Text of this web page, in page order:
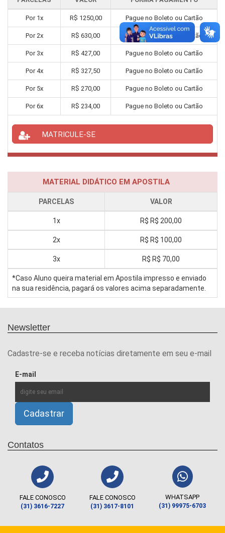
Por 1x R$ 1250,00 Pague no Boleto ou Cartão
Por2x R$ 630,00 Pague no Boleto ou Cartão
Por 3x R$ 427,00 Pague no Boleto ou Cartão
Por4x R$ 327,50 Pague no Boleto ou Cartão
Por 5x R$ 270,00 Pague no Boleto ou Cartão
Por6x R$ 234,00 Pague no Boleto ou Cartão
MATRICULE-SE
MATERIAL DIDÁTICO EM APOSTILA
PARCELAS VALOR
1x R$ R$ 200,00
2x R$ R$ 100,00
3x R$ R$ 70,00
*Caso Aluno queira material em Apostila impresso e enviado
na sua residência, pagará os valores acima separadamente.
Newsletter
Cadastre-se e receba notícias diretamente em seu e-mail
E-mail
Contatos
FALE CONOSCO
(31) 3616-7227
FALE CONOSCO
(31) 3617-8101
WHATSAPP
(31) 99975-6703